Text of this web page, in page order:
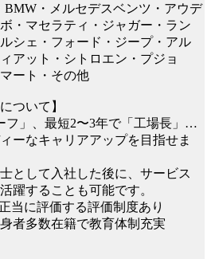
・メルセデスベンツ・アウデ
・マセラティ・ジャガー・ラン
シェ・フォード・ジープ・アル
アット・シトロエン・プジョ
ート・その他
ついて】
フ」、最短2〜3年で「工場長」…
ーなキャリアアップを目指せま
として入社した後に、サービス
躍することも可能です。
当に評価する評価制度あり
者多数在籍で教育体制充実